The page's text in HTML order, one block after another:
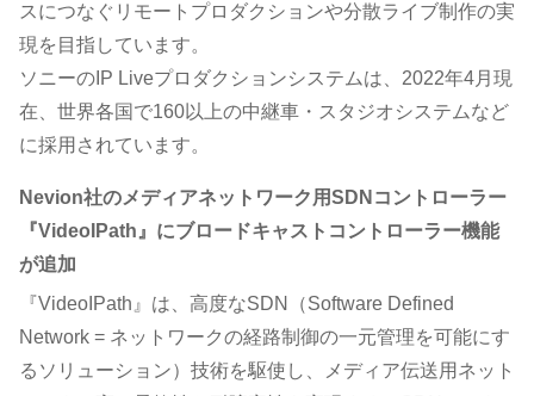
スにつなぐリモートプロダクションや分散ライブ制作の実
現を目指しています。
ソニーのIP Liveプロダクションシステムは、2022年4月現
在、世界各国で160以上の中継車・スタジオシステムなど
に採用されています。
Nevion社のメディアネットワーク用SDNコントローラー
『VideoIPath』にブロードキャストコントローラー機能
が追加
『VideoIPath』は、高度なSDN（Software Defined
Network = ネットワークの経路制御の一元管理を可能にす
るソリューション）技術を駆使し、メディア伝送用ネット